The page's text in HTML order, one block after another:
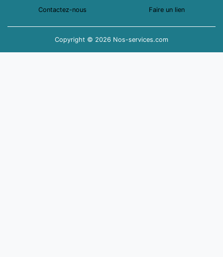
Contactez-nous Faire un lien
Copyright © 2026 Nos-services.com